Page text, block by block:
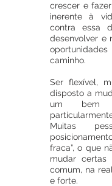
crescer e
inerente à
contra essa
desenvolver e
caminho.
Ser flexível,
disposto a
um bem
Muitas
fraca”, o que
mudar
comum, na
e forte.